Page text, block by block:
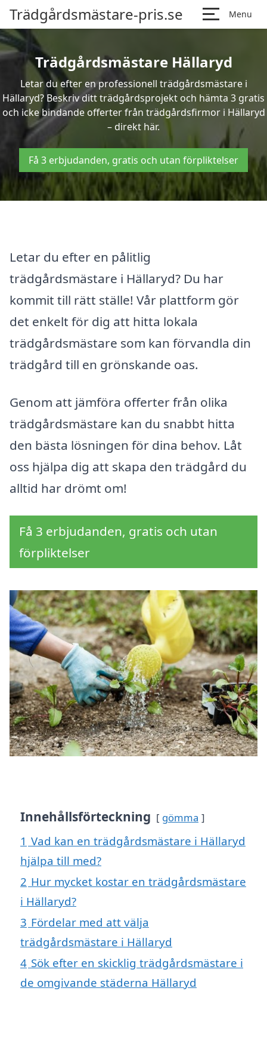
Trädgårdsmästare-pris.se Menu
Trädgårdsmästare Hällaryd
Letar du efter en professionell trädgårdsmästare i
Hällaryd? Beskriv ditt trädgårdsprojekt och hämta 3 gratis
och icke bindande offerter från trädgårdsfirmor i Hällaryd
– direkt här.
Få 3 erbjudanden, gratis och utan förpliktelser
Letar du efter en pålitlig
trädgårdsmästare i Hällaryd? Du har
kommit till rätt ställe! Vår plattform gör
det enkelt för dig att hitta lokala
trädgårdsmästare som kan förvandla din
trädgård till en grönskande oas.
Genom att jämföra offerter från olika
trädgårdsmästare kan du snabbt hitta
den bästa lösningen för dina behov. Låt
oss hjälpa dig att skapa den trädgård du
alltid har drömt om!
Få 3 erbjudanden, gratis och utan
förpliktelser
Innehållsförteckning gömma
1 Vad kan en trädgårdsmästare i Hällaryd
hjälpa till med?
2 Hur mycket kostar en trädgårdsmästare
i Hällaryd?
3 Fördelar med att välja
trädgårdsmästare i Hällaryd
4 Sök efter en skicklig trädgårdsmästare i
de omgivande städerna Hällaryd